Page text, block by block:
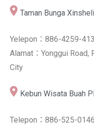
Taman Bunga Xinsheli
Yelepon：886-4259-
Alamat：Yonggui Road,
City
Kebun Wisata Buah
Telepon：886-525-